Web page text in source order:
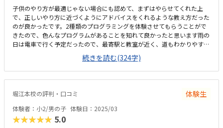
子供のやり方が最適じゃない場合にも認めて、まずはやらせてくれた上
で、正しいやり方に近づくようにアドバイスをくれるような教え方だった
のが良かったです。2種類のプログラミングを体験させてもらうことがで
きたので、色んなプログラムがあることを知れて良かったと思います雨の
日は電車で行く予定だったので、最寄駅と教室が近く、道もわかりやすい
ので良かったです。色んな年齢の子供に対応するように自分の体型とはあ
っていないサイズでしたが、学校の机と同じ机だったので違和感なく授業
を受けられたようです。月3回の授業での月謝と考えると、他の習い事と
比較してかなり料金は高いと思いました。子供の話をよく聞いてくれて、
続きを読む(324字)
堀江本校の評判・口コミ 体験生
体験者：小2/男の子 体験日：2025/03
★★★★★ 5.0